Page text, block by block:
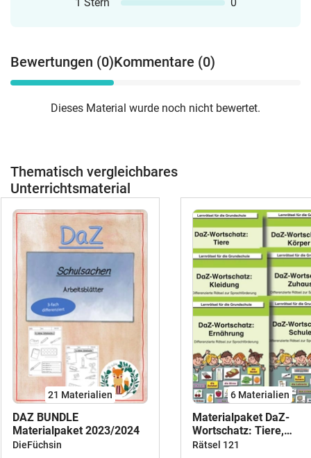
Bewertungen (0)Kommentare (0)
Dieses Material wurde noch nicht bewertet.
Thematisch vergleichbares
Unterrichtsmaterial
21 Materialien
DAZ BUNDLE
Materialpaket 2023/2024
DieFüchsin
6 Materialien
Materialpaket DaZ-
Wortschatz: Tiere,
Ernährung, Kleidung,
Rätsel 121